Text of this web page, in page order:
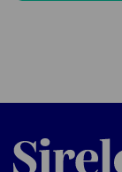
Sirelo.nl